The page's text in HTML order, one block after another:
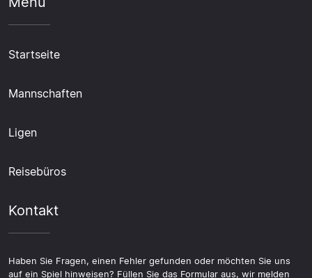
Startseite
Mannschaften
Ligen
Reisebüros
Kontakt
Haben Sie Fragen, einen Fehler gefunden oder möchten Sie uns
auf ein Spiel hinweisen? Füllen Sie das Formular aus, wir melden